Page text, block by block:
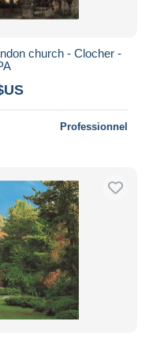
church - Clocher -
Professionnel